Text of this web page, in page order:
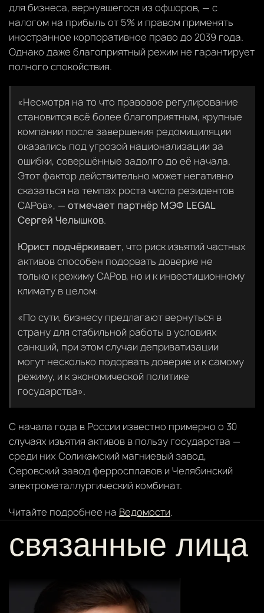
для бизнеса, вернувшегося из офшоров, — с
налогом на прибыль от 5% и правом применять
иностранное корпоративное право до 2039 года.
Однако даже благоприятный режим не гарантирует
полного спокойствия.
«Несмотря на то что правовое регулирование
становится всё более благоприятным, крупные
компании после завершения редомициляции
оказались под угрозой национализации за
ошибки, совершённые задолго до её начала.
Этот фактор действительно может негативно
сказаться на темпах роста числа резидентов
САРов», — отмечает партнёр МЭФ LEGAL
Сергей Челышков.
Юрист подчёркивает, что риск изъятий частных
активов способен подорвать доверие не
только к режиму САРов, но и к инвестиционному
климату в целом:
«По сути, бизнесу предлагают вернуться в
страну для стабильной работы в условиях
санкций, при этом случаи деприватизации
могут несколько подорвать доверие и к самому
режиму, и к экономической политике
государства».
С начала года в России известно примерно о 30
случаях изъятия активов в пользу государства —
среди них Соликамский магниевый завод,
Серовский завод ферросплавов и Челябинский
электрометаллургический комбинат.
Читайте подробнее на Ведомости.
связанные лица